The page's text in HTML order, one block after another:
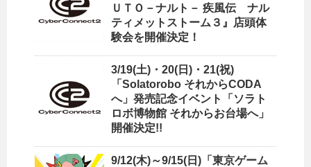
ＵＴＯ－ナルト－ 疾風伝 ナル
ティメットストーム３』店頭体
験会を開催決定！
3/19(土)・20(日)・21(祝)
「Solatorobo それからCODA
へ」発売記念イベント「ソラト
ロボ博物館 それからお台場へ」
開催決定!!
9/12(木)～9/15(日)「東京ゲーム